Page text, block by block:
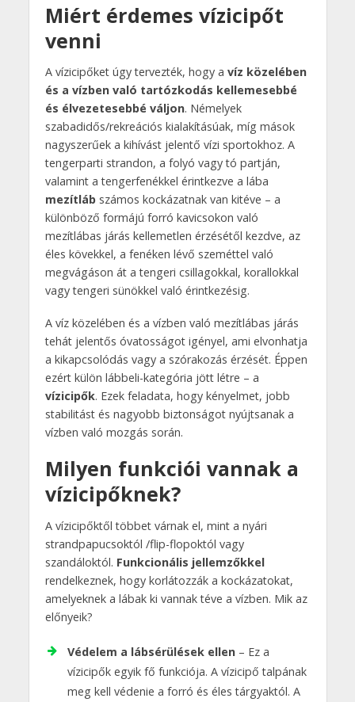
Miért érdemes vízicipőt
venni
A vízicipőket úgy tervezték, hogy a víz közelében
és a vízben való tartózkodás kellemesebbé
és élvezetesebbé váljon. Némelyek
szabadidős/rekreációs kialakításúak, míg mások
nagyszerűek a kihívást jelentő vízi sportokhoz. A
tengerparti strandon, a folyó vagy tó partján,
valamint a tengerfenékkel érintkezve a lába
mezítlábszámos kockázatnak van kitéve – a
különböző formájú forró kavicsokon való
mezítlábas járás kellemetlen érzésétől kezdve, az
éles kövekkel, a fenéken lévő szeméttel való
megvágáson át a tengeri csillagokkal, korallokkal
vagy tengeri sünökkel való érintkezésig.
A víz közelében és a vízben való mezítlábas járás
tehát jelentős óvatosságot igényel, ami elvonhatja
a kikapcsolódás vagy a szórakozás érzését. Éppen
ezért külön lábbeli-kategória jött létre – a
vízicipők. Ezek feladata, hogy kényelmet, jobb
stabilitást és nagyobb biztonságot nyújtsanak a
vízben való mozgás során.
Milyen funkciói vannak a
vízicipőknek?
A vízicipőktől többet várnak el, mint a nyári
strandpapucsoktól /flip-flopoktól vagy
szandáloktól. Funkcionális jellemzőkkel
rendelkeznek, hogy korlátozzák a kockázatokat,
amelyeknek a lábak ki vannak téve a vízben. Mik az
előnyeik?
Védelem a lábsérülések ellen – Ez a
vízicipők egyik fő funkciója. A vízicipő talpának
meg kell védenie a forró és éles tárgyaktól. A